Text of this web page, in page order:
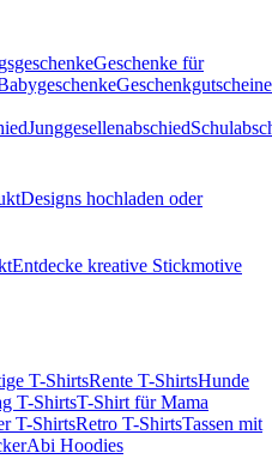
Geschenke für
Geschenkgutscheine
Junggesellenabschied
Designs hochladen oder
Entdecke kreative Stickmotive
T-ShirtsRente T-ShirtsHunde
T-ShirtsT-Shirt für Mama
T-ShirtsRetro T-ShirtsTassen mit
Abi Hoodies